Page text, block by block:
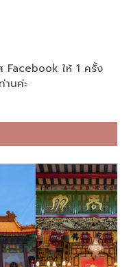
Facebook ให้ 1 ครั้ง
านค่ะ